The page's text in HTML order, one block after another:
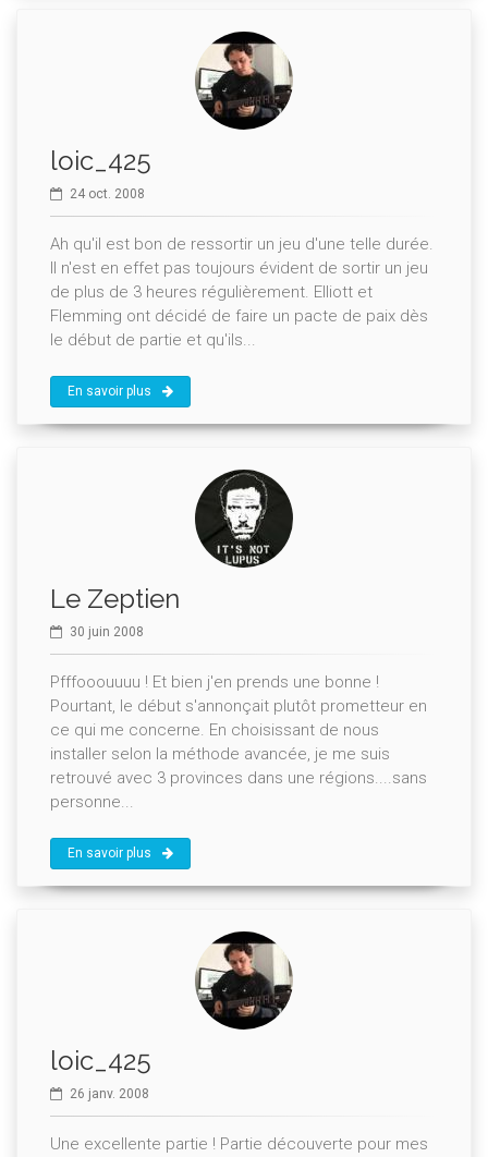
loic_425
24 oct. 2008
Ah qu'il est bon de ressortir un jeu d'une telle durée.
Il n'est en effet pas toujours évident de sortir un jeu
de plus de 3 heures régulièrement. Elliott et
Flemming ont décidé de faire un pacte de paix dès
le début de partie et qu'ils...
En savoir plus
Le Zeptien
30 juin 2008
Pfffooouuuu ! Et bien j'en prends une bonne !
Pourtant, le début s'annonçait plutôt prometteur en
ce qui me concerne. En choisissant de nous
installer selon la méthode avancée, je me suis
retrouvé avec 3 provinces dans une régions....sans
personne...
En savoir plus
loic_425
26 janv. 2008
Une excellente partie ! Partie découverte pour mes